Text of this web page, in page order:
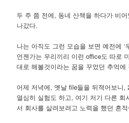
두 주 쯤 전에, 동네 산책을 하다가 비
나갔다.
나는 아직도 그런 모습을 보면 예전에 ‘
언젠가는 우리끼리 이런 office도 따로
대로 해볼것이라는 꿈을 꾸었던 추억에
어제 저녁에, 옛날 file들을 뒤젹어보니,
열심히 실험도 하고, 여기 저기 다른 회
서 회사를 살려보려고 노력을 했던 흔